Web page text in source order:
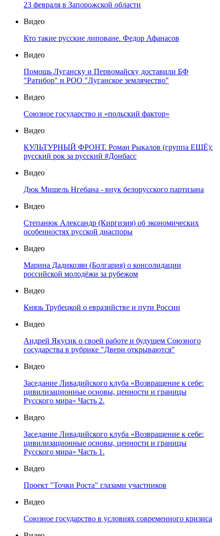
23 февраля в Запорожской области
Видео
Кто такие русские липоване. Федор Афанасов
Видео
Помощь Луганску и Первомайску доставили БФ
"Ратибор" и РОО "Луганское землячество"
Видео
Союзное государство и «польский фактор»
Видео
КУЛЬТУРНЫЙ ФРОНТ. Роман Рыкалов (группа ЕЩЁ):
русский рок за русский #Донбасс
Видео
Дюк Мишель Нгебана - внук белорусского партизана
Видео
Степанюк Александр (Киргизия) об экономических
особенностях русской диаспоры
Видео
Марина Дадикозян (Болгария) о консолидации
российской молодёжи за рубежом
Видео
Князь Трубецкой о евразийстве и пути России
Видео
Андрей Якусик о своей работе и будущем Союзного
государства в рубрике "Двери открываются"
Видео
Заседание Ливадийского клуба «Возвращение к себе:
цивилизационные основы, ценности и границы
Русского мира» Часть 2.
Видео
Заседание Ливадийского клуба «Возвращение к себе:
цивилизационные основы, ценности и границы
Русского мира» Часть 1.
Видео
Проект "Точки Роста" глазами участников
Видео
Союзное государство в условиях современного кризиса